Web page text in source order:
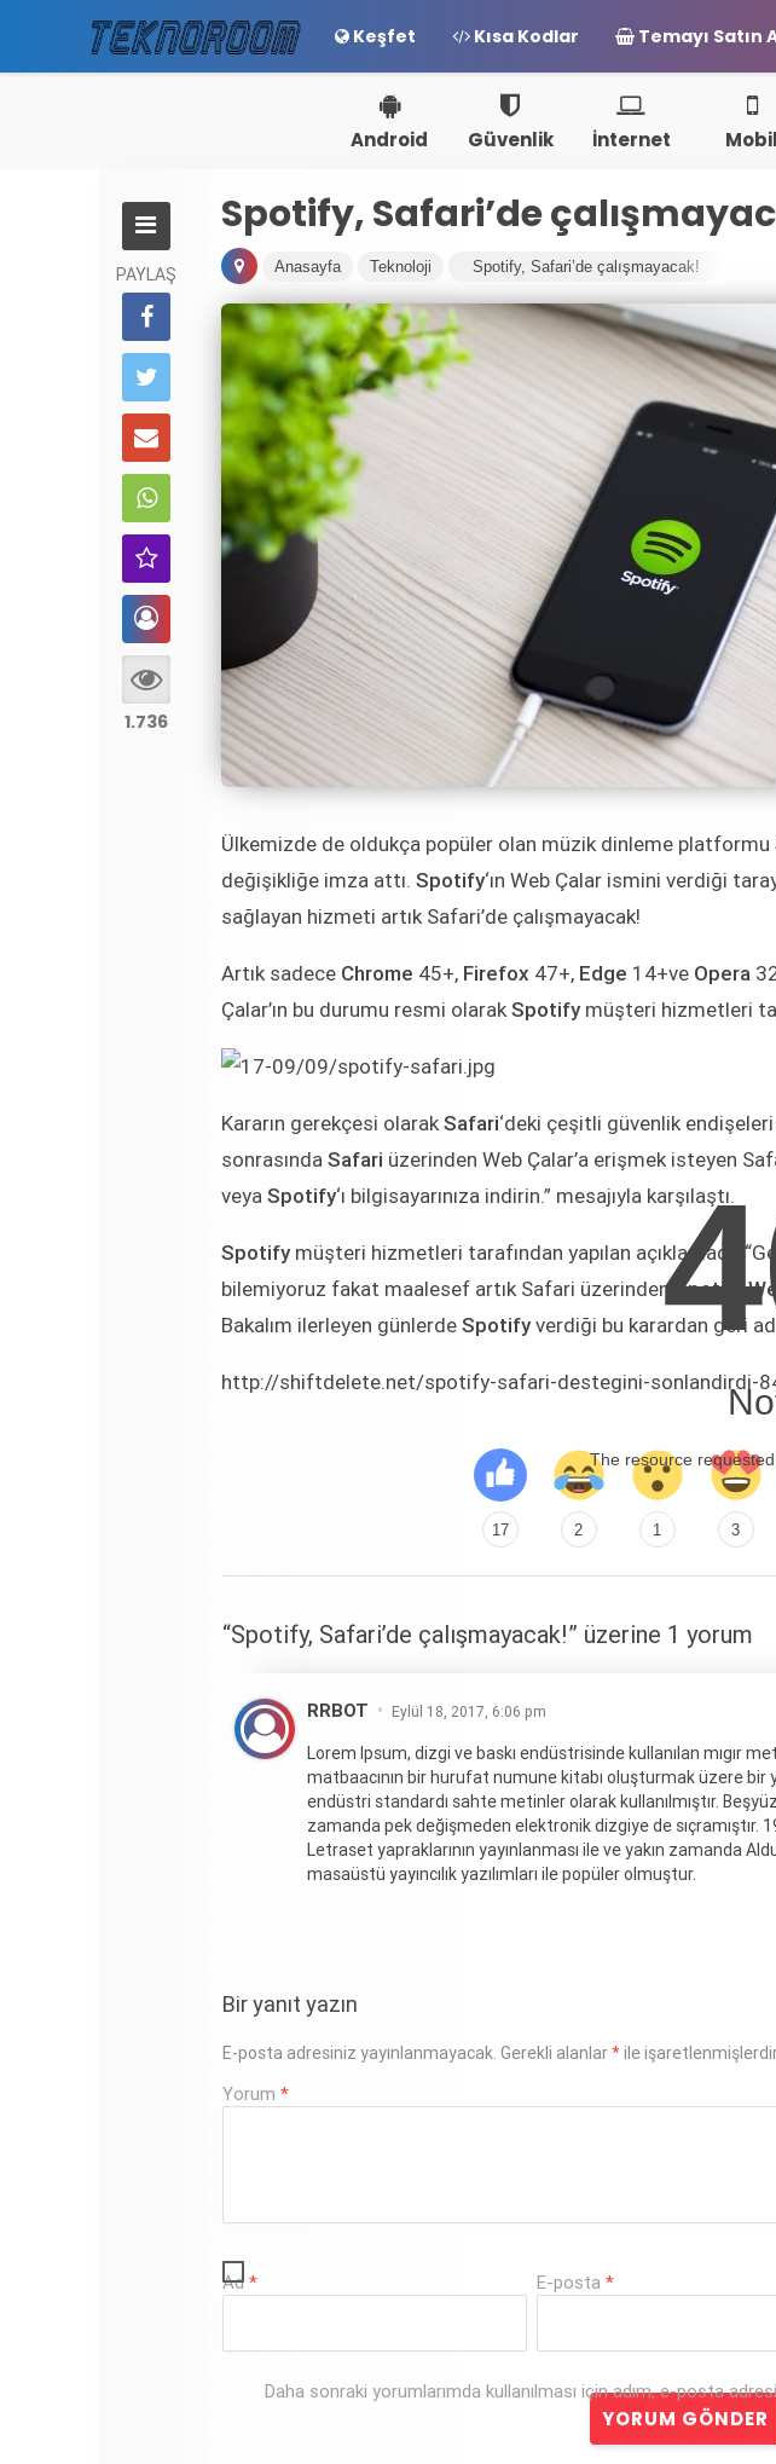
Keşfet Kısa Kodlar Temayı Satın
Android Güvenlik İnternet Mobil
PAYLAŞ
1.736
Spotify, Safari’de
Anasayfa Teknoloji Spotify, Safari’de çalışmayacak!
Ülkemizde de oldukça popüler olan müzik dinleme platformu
değişikliğe imza attı. Spotify‘ın Web Çalar ismini verdiği
sağlayan hizmeti artık Safari’de çalışmayacak!
Artık sadece Chrome 45+, Firefox 47+, Edge 14+ve Opera
Çalar’ın bu durumu resmi olarakSpotifymüşteri hizmetleri
Kararın gerekçesi olarakSafari‘deki çeşitli güvenlik
sonrasındaSafari üzerinden Web Çalar’a erişmek isteyen
veyaSpotify‘ı bilgisayarınıza indirin.” mesajıyla karşılaştı.
Spotifymüşteri hizmetleri tarafından yapılan açıklamada
bilemiyoruz fakat maalesef artık Safari üzerinden Spotify
Bakalım ilerleyen günlerdeSpotifyverdiği bu karardan geri
http://shiftdelete.net/spotify-safari-destegini-sonlandirdi-
17 2 1 3
“Spotify, Safari’de çalışmayacak!” üzerine 1 yorum
RRBOT Eylül 18, 2017, 6:06 pm
Lorem Ipsum, dizgi ve baskı endüstrisinde kullanılan mıgır
matbaacının bir hurufat numune kitabı oluşturmak üzere bir
endüstri standardı sahte metinler olarak kullanılmıştır.
zamanda pek değişmeden elektronik dizgiye de sıçramıştır.
Letraset yapraklarının yayınlanması ile ve yakın zamanda
masaüstü yayıncılık yazılımları ile popüler olmuştur.
Bir yanıt yazın
E-posta adresiniz yayınlanmayacak. Gerekli alanlar*ile
Yorum*
Ad* E-posta*
Daha sonraki yorumlarımda kullanılması için adım, e-posta
The resource